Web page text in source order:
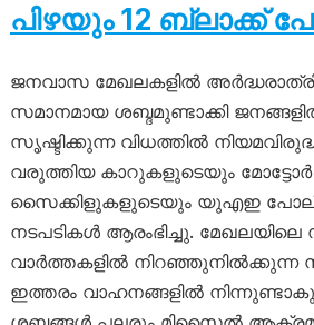
പിഴയും 12 ബ്ലാക്ക്
ജനവാസ മേഖലകളിൽ
സമാനമായ ശബ്ദമുണ്ടാക്കി ജനങ്ങളിൽ
സൃഷ്ടിക്കുന്ന വിധത്തിൽ
വരുത്തിയ കാറുകളുടെയും മോട്ടോർ
സൈക്കിളുകളുടെയും യുഎഇ
നടപടികൾ ആരംഭിച്ചു.
വാർത്തകളിൽ
ഇത്തരം വാഹനങ്ങളിൽ